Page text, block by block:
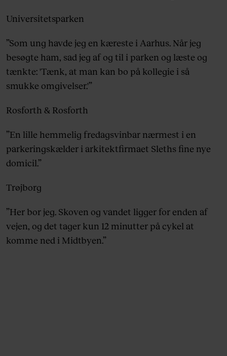
Universitetsparken
”Som ung havde jeg en kæreste i Aarhus. Når jeg
besøgte ham, sad jeg af og til i parken og læste og
tænkte: 'Tænk, at man kan bo på kollegie i så
smukke omgivelser.'”
Rosforth & Rosforth
”En lille hemmelig fredagsvinbar nærmest i en
parkeringskælder i arkitektfirmaet Sleths fine nye
domicil.”
Trøjborg
”Her bor jeg. Skoven og vandet ligger for enden af
vejen, og det tager kun 12 minutter på cykel at
komme ned i Midtbyen.”